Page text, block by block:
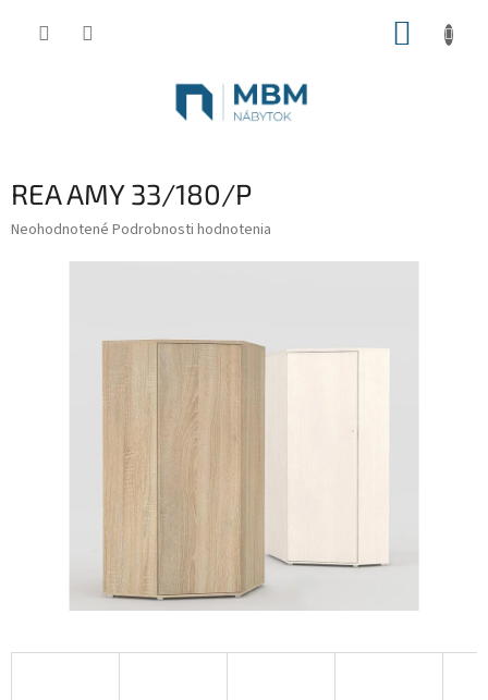
REA AMY 33/180/P
Priemerné
Neohodnotené Podrobnosti hodnotenia